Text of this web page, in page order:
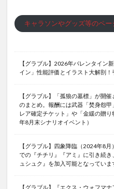
キャラソンやグッズ等のペー
【グラブル】2026年バレンタイン
イン」性能評価とイラスト大解剖！
【グラブル】「孤狼の墓標」が開
のまとめ。報酬には武器「焚身怨
レア確定チケット」や「金緩の贈
年8月末シナリオイベント）
【グラブル】四象降臨（2024年8
での『チチリ』『アミ』に引き続
ュシュク』を加入可能となっていま
【グラブル】『エクス・ウォフマ